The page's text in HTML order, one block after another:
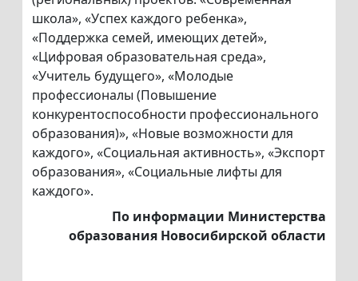
школа», «Успех каждого ребенка»,
«Поддержка семей, имеющих детей»,
«Цифровая образовательная среда»,
«Учитель будущего», «Молодые
профессионалы (Повышение
конкурентоспособности профессионального
образования)», «Новые возможности для
каждого», «Социальная активность», «Экспорт
образования», «Социальные лифты для
каждого».
По информации Министерства
образования Новосибирской области